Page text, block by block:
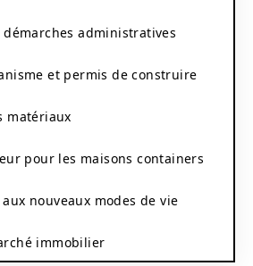
administratives
et permis de construire
matériaux
pour les maisons containers
nouveaux modes de vie
immobilier